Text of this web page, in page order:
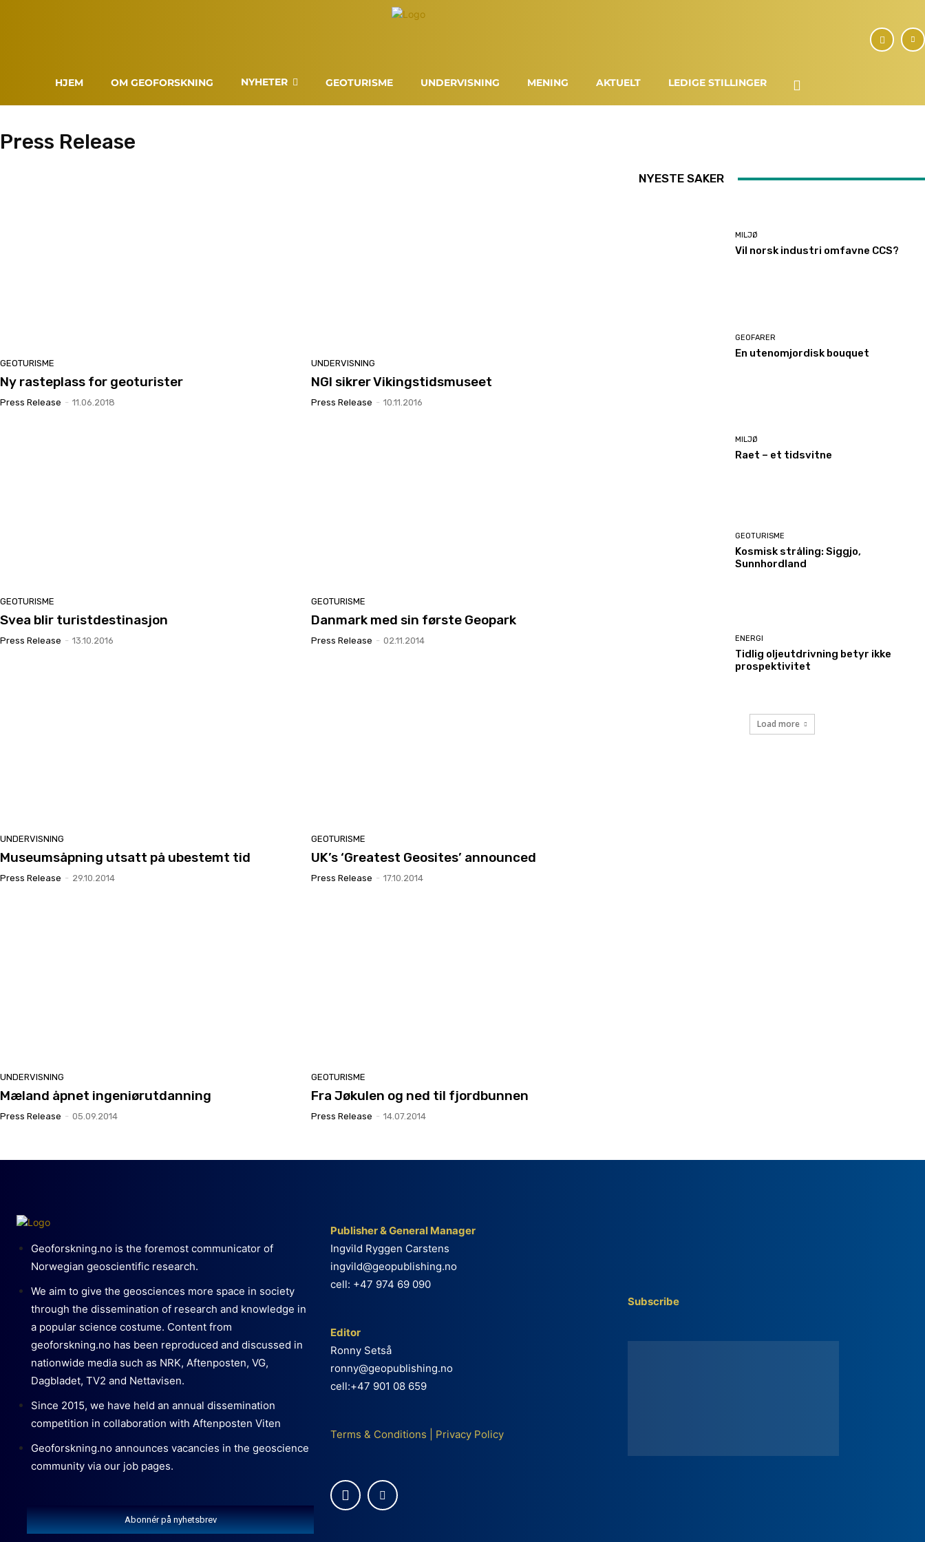
HJEM OM GEOFORSKNING NYHETER GEOTURISME UNDERVISNING MENING AKTUELT LEDIGE STILLINGER
Press Release
GEOTURISME
Ny rasteplass for geoturister
Press Release - 11.06.2018
UNDERVISNING
NGI sikrer Vikingstidsmuseet
Press Release - 10.11.2016
GEOTURISME
Svea blir turistdestinasjon
Press Release - 13.10.2016
GEOTURISME
Danmark med sin første Geopark
Press Release - 02.11.2014
UNDERVISNING
Museumsåpning utsatt på ubestemt tid
Press Release - 29.10.2014
GEOTURISME
UK’s ‘Greatest Geosites’ announced
Press Release - 17.10.2014
UNDERVISNING
Mæland åpnet ingeniørutdanning
Press Release - 05.09.2014
GEOTURISME
Fra Jøkulen og ned til fjordbunnen
Press Release - 14.07.2014
NYESTE SAKER
MILJØ
Vil norsk industri omfavne CCS?
GEOFARER
En utenomjordisk bouquet
MILJØ
Raet – et tidsvitne
GEOTURISME
Kosmisk stråling: Siggjo,
Sunnhordland
ENERGI
Tidlig oljeutdrivning betyr ikke
prospektivitet
Load more
Geoforskning.no is the foremost communicator of
Norwegian geoscientific research.
We aim to give the geosciences more space in society
through the dissemination of research and knowledge in
a popular science costume. Content from
geoforskning.no has been reproduced and discussed in
nationwide media such as NRK, Aftenposten, VG,
Dagbladet, TV2 and Nettavisen.
Since 2015, we have held an annual dissemination
competition in collaboration with Aftenposten Viten
Geoforskning.no announces vacancies in the geoscience
community via our job pages.
Abonnér på nyhetsbrev
Publisher & General Manager
Ingvild Ryggen Carstens
ingvild@geopublishing.no
cell: +47 974 69 090
Editor
Ronny Setså
ronny@geopublishing.no
cell:+47 901 08 659
Terms & Conditions Privacy Policy
Subscribe